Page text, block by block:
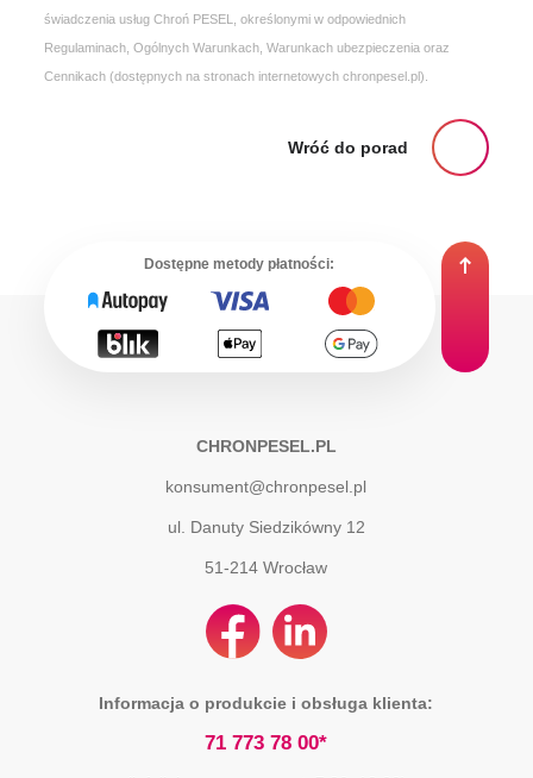
świadczenia usług Chroń PESEL, określonymi w odpowiednich
Regulaminach, Ogólnych Warunkach, Warunkach ubezpieczenia oraz
Cennikach (dostępnych na stronach internetowych chronpesel.pl).
Wróć do porad
Dostępne metody płatności:
CHRONPESEL.PL
konsument@chronpesel.pl
ul. Danuty Siedzikówny 12
51-214 Wrocław
Informacja o produkcie i obsługa klienta:
71 773 78 00*